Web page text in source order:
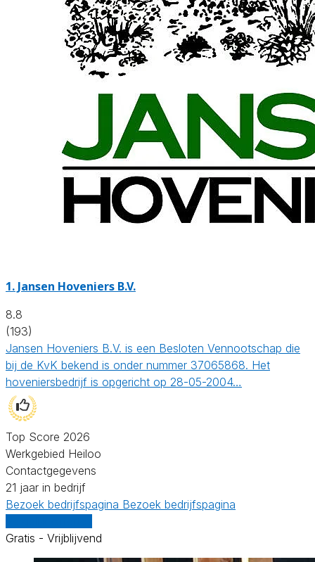
1. Jansen Hoveniers B.V.
8.8
(193)
Jansen Hoveniers B.V. is een Besloten Vennootschap die
bij de KvK bekend is onder nummer 37065868. Het
hoveniersbedrijf is opgericht op 28-05-2004…
Top Score 2026
Werkgebied Heiloo
Contactgegevens
21 jaar in bedrijf
Bezoek bedrijfspagina Bezoek bedrijfspagina
Gratis - Vrijblijvend